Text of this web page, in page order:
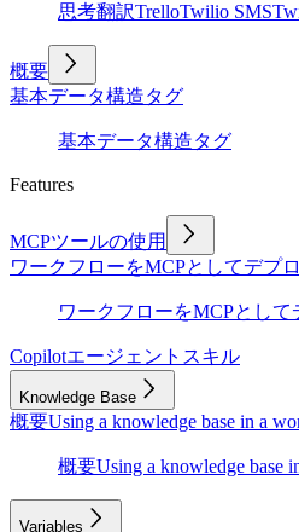
思考翻訳TrelloTwilio SMS
概要
基本データ構造タグ
基本データ構造タグ
Features
MCPツールの使用
ワークフローをMCPとしてデプ
ワークフローをMCPとして
Copilotエージェントスキル
Knowledge Base
概要Using a knowledge base in a
概要Using a knowledge base
Variables